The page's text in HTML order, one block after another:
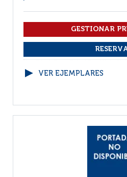
VER EJEMPLARES